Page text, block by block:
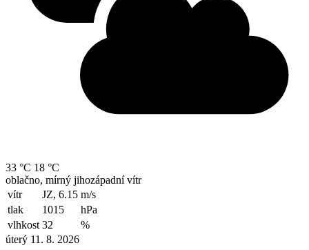
33 °C 18 °C
oblačno, mírný jihozápadní vítr
vítr
JZ, 6.15 m/s
tlak
1015
hPa
vlhkost 32
%
úterý 11. 8. 2026